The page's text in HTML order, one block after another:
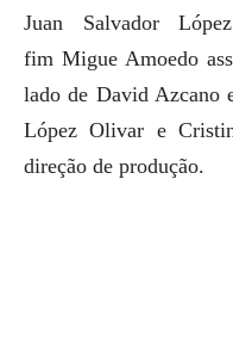
Juan Salvador
fim Migue Amoedo
lado de David Azcano
López Olivar e
direção de produção.